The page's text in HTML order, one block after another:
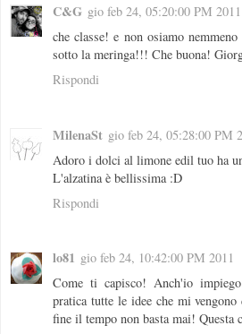
C&G gio feb 24, 05:20:00 PM 2011
che classe! e non osiamo
sotto la meringa!!! Che buona!
Rispondi
MilenaSt gio feb 24, 05:28:00 PM
Adoro i dolci al limone edil tuo ha
L'alzatina è bellissima :D
Rispondi
lo81 gio feb 24, 10:42:00 PM 2011
Come ti capisco! Anch'io
pratica tutte le idee che mi
fine il tempo non basta mai! Questa